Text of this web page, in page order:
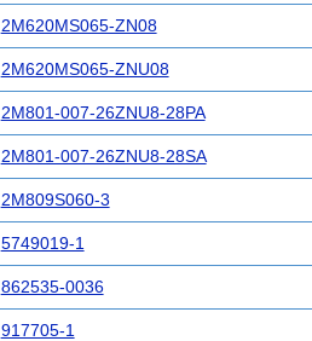
2M620MS065-ZN08
2M620MS065-ZNU08
2M801-007-26ZNU8-28PA
2M801-007-26ZNU8-28SA
2M809S060-3
5749019-1
862535-0036
917705-1